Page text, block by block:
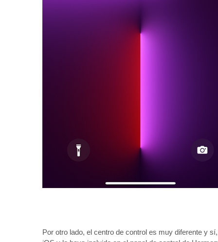
Por otro lado, el centro de control es muy diferente y